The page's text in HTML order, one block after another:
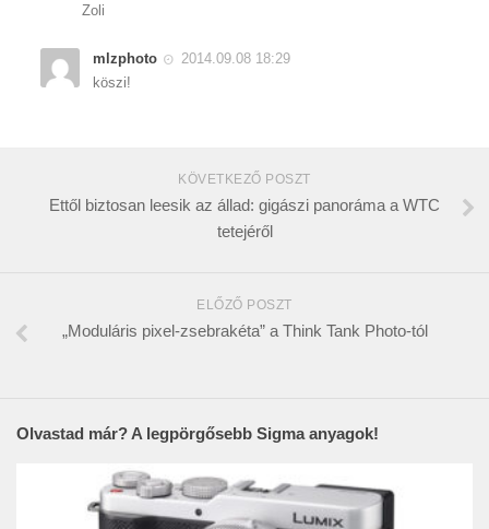
Zoli
mlzphoto
2014.09.08 18:29
köszi!
KÖVETKEZŐ POSZT
Ettől biztosan leesik az állad: gigászi panoráma a WTC
tetejéről
ELŐZŐ POSZT
„Moduláris pixel-zsebrakéta” a Think Tank Photo-tól
Olvastad már? A legpörgősebb Sigma anyagok!